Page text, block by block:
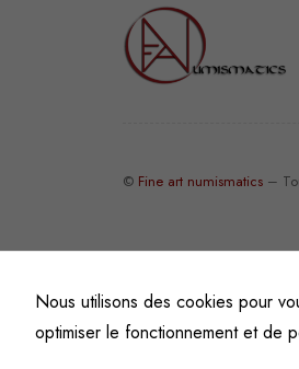
© Fine art numismatics –
Nous utilisons des cookies pour
optimiser le fonctionnement et de